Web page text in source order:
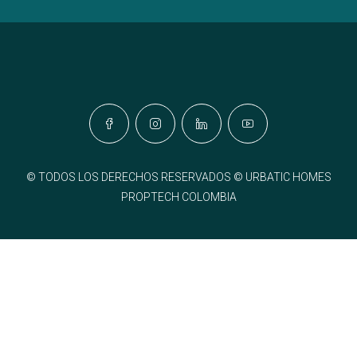
© TODOS LOS DERECHOS RESERVADOS © URBATIC HOMES
PROPTECH COLOMBIA